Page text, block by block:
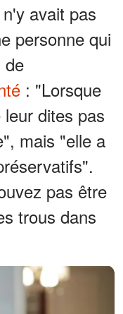
avait pas
personne qui
de
: "Lorsque
dites pas
mais "elle a
pas être
trous dans